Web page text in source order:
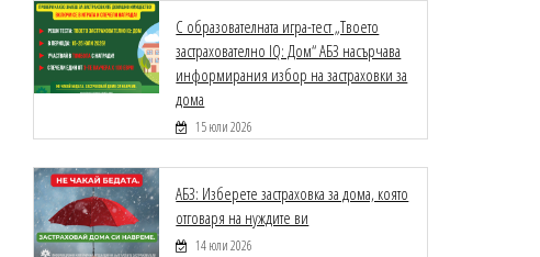
С образователната игра-тест „Твоето
застрахователно IQ: Дом“ АБЗ насърчава
информирания избор на застраховки за
дома
15 юли 2026
АБЗ: Изберете застраховка за дома, която
отговаря на нуждите ви
14 юли 2026